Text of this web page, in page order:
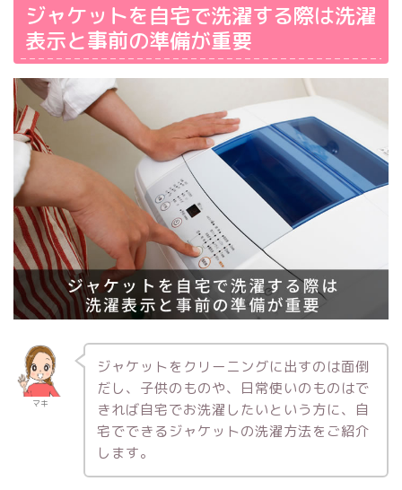
ジャケットを自宅で洗濯する際は洗濯
表示と事前の準備が重要
マキ
ジャケットをクリーニングに出すのは面倒
だし、子供のものや、日常使いのものはで
きれば自宅でお洗濯したいという方に、自
宅でできるジャケットの洗濯方法をご紹介
します。